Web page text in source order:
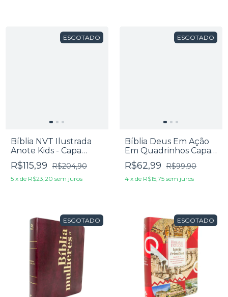
ESGOTADO
Bíblia NVT Ilustrada
Anote Kids - Capa
Stickers
R$115,99 R$204,90
5 x de R$23,20 sem juros
ESGOTADO
Bíblia Deus Em Ação
Em Quadrinhos Capa
Dura Torre De Babel
R$62,99 R$99,90
4 x de R$15,75 sem juros
ESGOTADO ESGOTADO